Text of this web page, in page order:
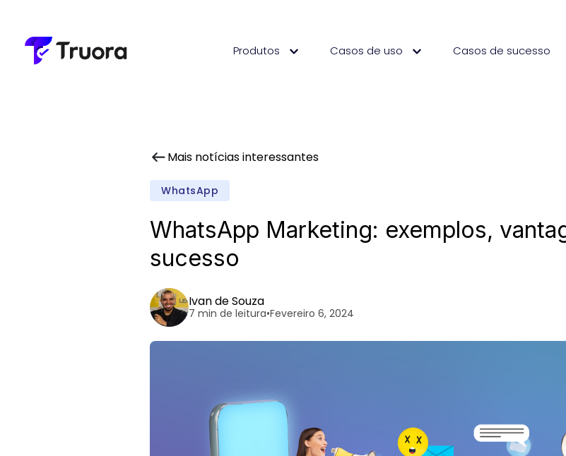
Produtos Casos de uso Casos de sucesso
Mais notícias interessantes
WhatsApp
WhatsApp Marketing: exemplos,
sucesso
Ivan de Souza
7 min de leitura•Fevereiro 6, 2024